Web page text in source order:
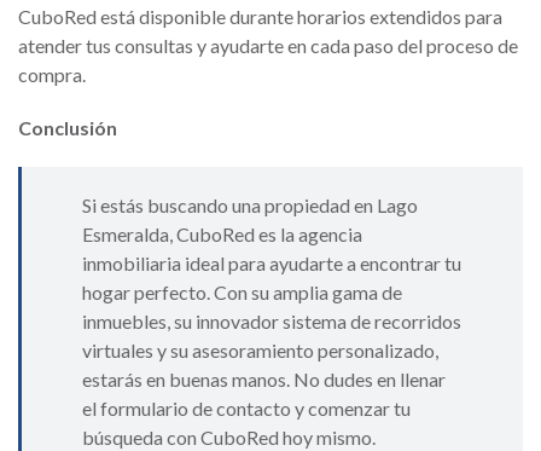
CuboRed está disponible durante horarios extendidos para
atender tus consultas y ayudarte en cada paso del proceso de
compra.
Conclusión
Si estás buscando una propiedad en Lago
Esmeralda, CuboRed es la agencia
inmobiliaria ideal para ayudarte a encontrar tu
hogar perfecto. Con su amplia gama de
inmuebles, su innovador sistema de recorridos
virtuales y su asesoramiento personalizado,
estarás en buenas manos. No dudes en llenar
el formulario de contacto y comenzar tu
búsqueda con CuboRed hoy mismo.